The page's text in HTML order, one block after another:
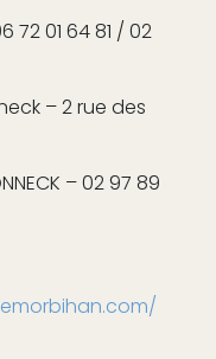
72 01 64 81 / 02
– 2 rue des
– 02 97 89